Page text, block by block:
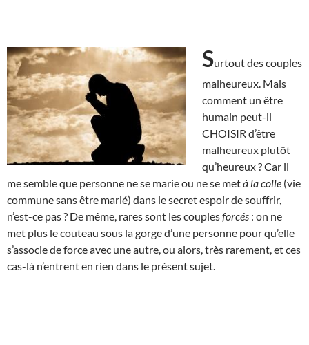
Surtout des couples
malheureux. Mais
comment un être
humain peut-il
CHOISIR d’être
malheureux plutôt
qu’heureux ? Car il
me semble que personne ne se marie ou ne se metà la colle (vie
commune sans être marié) dans le secret espoir de souffrir,
n’est-ce pas ? De même, rares sont les couplesforcés : on ne
met plus le couteau sous la gorge d’une personne pour qu’elle
s’associe de force avec une autre, ou alors, très rarement, et ces
cas-là n’entrent en rien dans le présent sujet.